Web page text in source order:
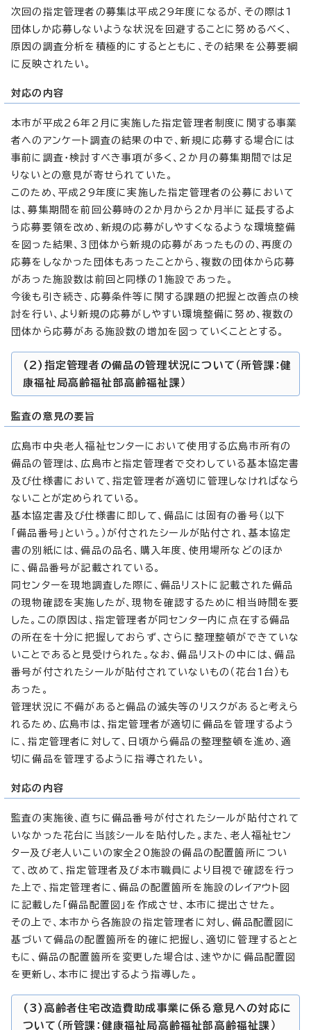
次回の指定管理者の募集は平成29年度になるが、その際は1
団体しか応募しないような状況を回避することに努めるべく、
原因の調査分析を積極的にするとともに、その結果を公募要綱
に反映されたい。
対応の内容
本市が平成26年2月に実施した指定管理者制度に関する事業
者へのアンケート調査の結果の中で、新規に応募する場合には
事前に調査・検討すべき事項が多く、2か月の募集期間では足
りないとの意見が寄せられていた。
このため、平成29年度に実施した指定管理者の公募において
は、募集期間を前回公募時の2か月から2か月半に延長するよ
う応募要領を改め、新規の応募がしやすくなるような環境整備
を図った結果、3団体から新規の応募があったものの、再度の
応募をしなかった団体もあったことから、複数の団体から応募
があった施設数は前回と同様の1施設であった。
今後も引き続き、応募条件等に関する課題の把握と改善点の検
討を行い、より新規の応募がしやすい環境整備に努め、複数の
団体から応募がある施設数の増加を図っていくこととする。
(2)指定管理者の備品の管理状況について（所管課：健
康福祉局高齢福祉部高齢福祉課）
監査の意見の要旨
広島市中央老人福祉センターにおいて使用する広島市所有の
備品の管理は、広島市と指定管理者で交わしている基本協定書
及び仕様書において、指定管理者が適切に管理しなければなら
ないことが定められている。
基本協定書及び仕様書に即して、備品には固有の番号（以下
「備品番号」という。）が付されたシールが貼付され、基本協定
書の別紙には、備品の品名、購入年度、使用場所などのほか
に、備品番号が記載されている。
同センターを現地調査した際に、備品リストに記載された備品
の現物確認を実施したが、現物を確認するために相当時間を要
した。この原因は、指定管理者が同センター内に点在する備品
の所在を十分に把握しておらず、さらに整理整頓ができていな
いことであると見受けられた。なお、備品リストの中には、備品
番号が付されたシールが貼付されていないもの（花台1台）も
あった。
管理状況に不備があると備品の滅失等のリスクがあると考えら
れるため、広島市は、指定管理者が適切に備品を管理するよう
に、指定管理者に対して、日頃から備品の整理整頓を進め、適
切に備品を管理するように指導されたい。
対応の内容
監査の実施後、直ちに備品番号が付されたシールが貼付されて
いなかった花台に当該シールを貼付した。また、老人福祉セン
ター及び老人いこいの家全20施設の備品の配置箇所につい
て、改めて、指定管理者及び本市職員により目視で確認を行っ
た上で、指定管理者に、備品の配置箇所を施設のレイアウト図
に記載した「備品配置図」を作成させ、本市に提出させた。
その上で、本市から各施設の指定管理者に対し、備品配置図に
基づいて備品の配置箇所を的確に把握し、適切に管理するとと
もに、備品の配置箇所を変更した場合は、速やかに備品配置図
を更新し、本市に提出するよう指導した。
(3)高齢者住宅改造費助成事業に係る意見への対応に
ついて（所管課：健康福祉局高齢福祉部高齢福祉課）